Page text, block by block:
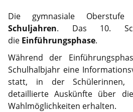
Die gymnasiale
Schuljahren. Das 10.
die Einführungsphase.
Während der
Schulhalbjahr eine
statt, in der Schülerinnen,
detaillierte Auskünfte über
Wahlmöglichkeiten erhalten.